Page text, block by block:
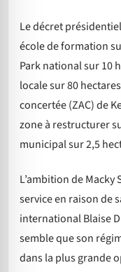
Le décret
école de formation
Park national sur 10
locale sur 80
concertée (ZAC) de
zone à restructurer
municipal sur 2,5
L’ambition de
service en raison de
international Blaise
semble que son
dans la plus grande